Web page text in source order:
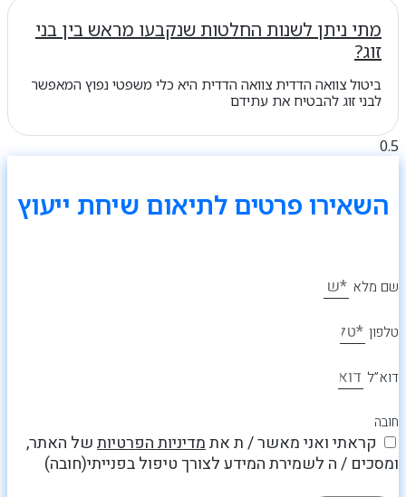
מתי ניתן לשנות החלטות שנקבעו מראש בין בני
זוג?
ביטול צוואה הדדית צוואה הדדית היא כלי משפטי נפוץ המאפשר
לבני זוג להבטיח את עתידם
השאירו פרטים לתיאום שיחת ייעוץ
שם מלא
טלפון
דוא”ל
חובה
קראתי ואני מאשר / ת אתמדיניות הפרטיותשל האתר,
ומסכים / ה לשמירת המידע לצורך טיפול בפנייתי(חובה)